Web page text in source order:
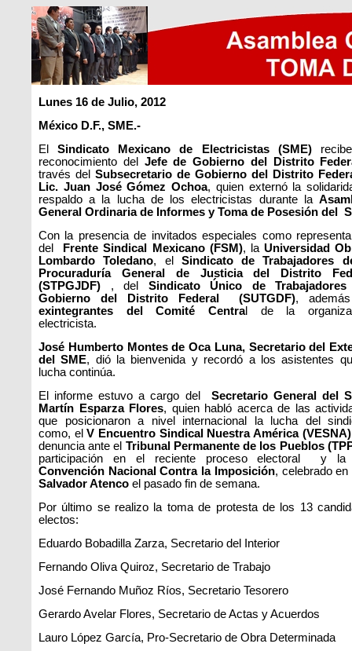
Lunes 16 de Julio, 2012
México D.F., SME.-
ElSindicato Mexicano de Electricistas (SME)
reconocimiento del
Jefe de Gobierno del Distrito
través del Subsecretario de Gobierno del Distrito
Lic. Juan José Gómez Ochoa, quien externó la
respaldo a la lucha de los electricistas durante la
General Ordinaria de Informes y Toma de Posesión del
Con la presencia de invitados especiales como
del
Frente Sindical Mexicano (FSM), la Universidad
Lombardo Toledano, el Sindicato de Trabajadores
Procuraduría General de Justicia del Distrito
(STPGJDF) , del
Sindicato Único de
Gobierno del Distrito Federal (SUTGDF),
exintegrantes del Comité Central de la
electricista.
José Humberto Montes de Oca Luna, Secretario del
del SME, dió la bienvenida y recordó a los asistentes
lucha continúa.
El informe estuvo a cargo del
Secretario General del
Martín Esparza Flores, quien habló acerca de las
que posicionaron a nivel internacional la lucha del
como, elV Encuentro Sindical Nuestra América (VESNA)
denuncia ante el Tribunal Permanente de los Pueblos
participación en el reciente proceso electoral y la
Convención Nacional Contra la Imposición, celebrado en
Salvador Atenco el pasado fin de semana.
Por último se realizo la toma de protesta de los 13
electos:
Eduardo Bobadilla Zarza, Secretario del Interior
Fernando Oliva Quiroz, Secretario de Trabajo
José Fernando Muñoz Ríos, Secretario Tesorero
Gerardo Avelar Flores, Secretario de Actas y Acuerdos
Lauro López García, Pro-Secretario de Obra Determinada